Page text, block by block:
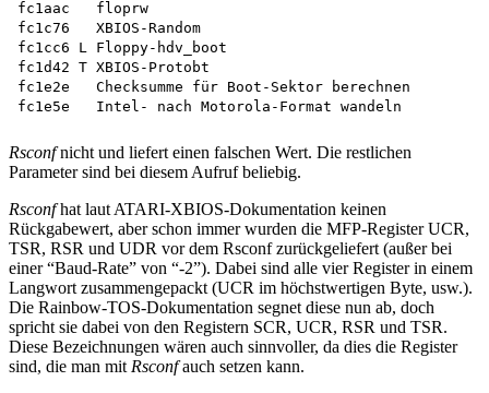
fc1aac   floprw
fc1c76   XBIOS-Random
fc1cc6 L Floppy-hdv_boot
fc1d42 T XBIOS-Protobt
fc1e2e   Checksumme für Boot-Sektor berechnen
Rsconfnicht und liefert einen falschen Wert. Die restlichen
Parameter sind bei diesem Aufruf beliebig.
Rsconfhat laut ATARI-XBIOS-Dokumentation keinen
Rückgabewert, aber schon immer wurden die MFP-Register UCR,
TSR, RSR und UDR vor dem Rsconf zurückgeliefert (außer bei
einer “Baud-Rate” von “-2”). Dabei sind alle vier Register in einem
Langwort zusammengepackt (UCR im höchstwertigen Byte, usw.).
Die Rainbow-TOS-Dokumentation segnet diese nun ab, doch
spricht sie dabei von den Registern SCR, UCR, RSR und TSR.
Diese Bezeichnungen wären auch sinnvoller, da dies die Register
sind, die man mit Rsconfauch setzen kann.